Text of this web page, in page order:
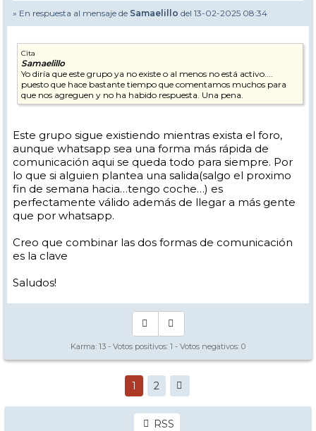
» En respuesta al mensaje de Samaelillo del 13-02-2025 08:34
Cita
Samaelillo
Yo diría que este grupo ya no existe o al menos no está activo....
puesto que hace bastante tiempo que comentamos muchos para
que nos agreguen y no ha habido respuesta. Una pena.
Este grupo sigue existiendo mientras exista el foro,
aunque whatsapp sea una forma más rápida de
comunicación aqui se queda todo para siempre. Por
lo que si alguien plantea una salida(salgo el proximo
fin de semana hacia…tengo coche…) es
perfectamente válido además de llegar a más gente
que por whatsapp.
Creo que combinar las dos formas de comunicación
es la clave
Saludos!
Karma: 13 - Votos positivos: 1 - Votos negativos: 0
1 2
RSS